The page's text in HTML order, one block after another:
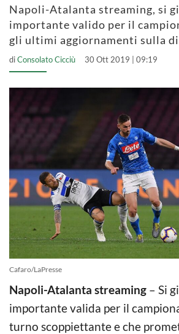
Napoli-Atalanta streaming, si
importante valido per il
gli ultimi aggiornamenti sulla
diConsolato Cicciù 30 Ott 2019 | 09:19
Cafaro/LaPresse
Napoli-Atalanta streaming – Si
importante valida per il
turno scoppiettante e che